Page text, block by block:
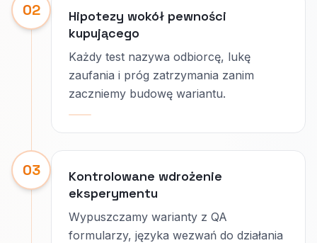
02
Hipotezy wokół pewności
kupującego
Każdy test nazywa odbiorcę, lukę
zaufania i próg zatrzymania zanim
zaczniemy budowę wariantu.
03
Kontrolowane wdrożenie
eksperymentu
Wypuszczamy warianty z QA
formularzy, języka wezwań do działania